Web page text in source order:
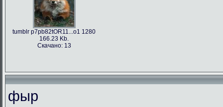
tumblr p7pb82tOR11...o1 1280
166.23 Kb.
Скачано: 13
фыр